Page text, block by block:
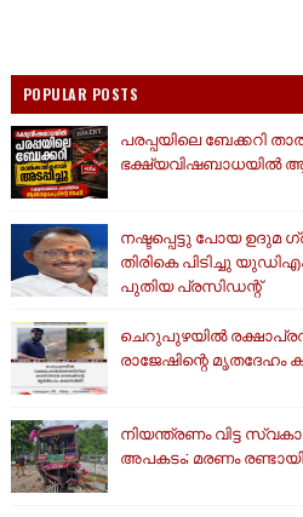
POPULAR POSTS
പരപ്പയിലെ ബേക്കറി
ഭക്ഷ്യവിഷബാധയിൽ
നഷ്ടപ്പെട്ടു പോയ ഉദുമ
തിരികെ പിടിച്ചു
പുതിയ പ്രസിഡന്റ്
ചെറുപുഴയിൽ
രാജേഷിന്റെ മൃതദേഹം
നിയന്ത്രണം വിട്ട
അപകടം; മരണം